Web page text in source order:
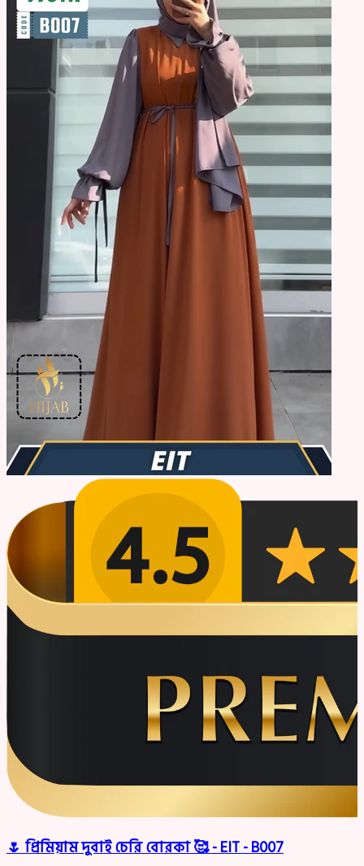
🌷 প্রিমিয়াম দুবাই চেরি বোরকা 🥰 - EIT - B007